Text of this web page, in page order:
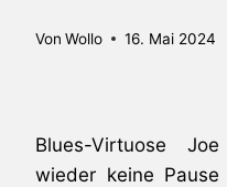
Von Wollo 16. Mai 2024
Blues-Virtuose
wieder keine